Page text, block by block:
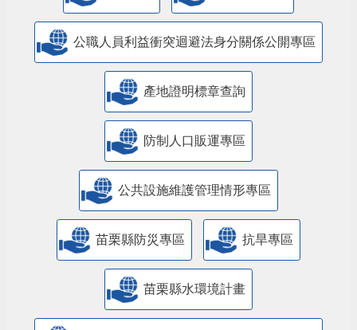
公職人員利益衝突迴避法身分關係公開專區
產地證明標章查詢
防制人口販運專區
​公共設施維護管理情形專區
苗栗縣防災專區 抗旱專區
苗栗縣水環境計畫